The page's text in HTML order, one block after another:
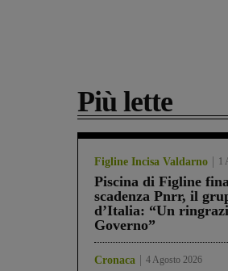
Più lette
Figline Incisa Valdarno 1
Piscina di Figline
scadenza Pnrr, il
d’Italia: “Un
Governo”
Cronaca 4 Agosto 2026